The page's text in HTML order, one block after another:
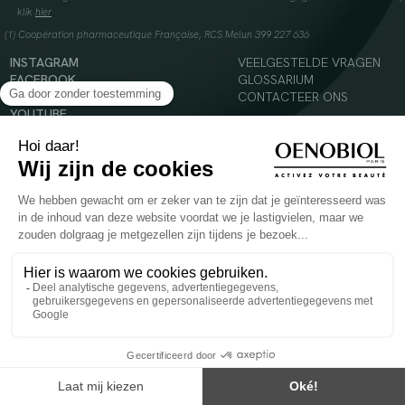
klik hier
(1) Coopération pharmaceutique Française, RCS Melun 399 227 636
INSTAGRAM
FACEBOOK
TIKTOK
YOUTUBE
VEELGESTELDE VRAGEN
GLOSSARIUM
CONTACTEER ONS
Voedingssupplement dat moet worden geconsumeerd als onderdeel van een gevarieerde,
evenwichtige voeding en een gezonde levensstijl. Aanbevolen dagelijkse dosis niet
overschrijden. Enkel voor volwassenen, buiten het bereik van kinderen houden.